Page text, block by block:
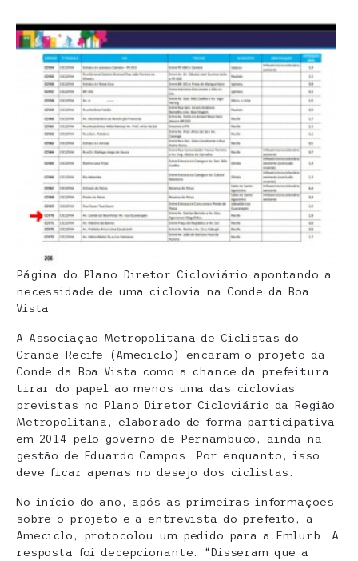
Página do Plano Diretor Cicloviário apontando a
necessidade de uma ciclovia na Conde da Boa
Vista
A Associação Metropolitana de Ciclistas do
Grande Recife (Ameciclo) encaram o projeto da
Conde da Boa Vista como a chance da prefeitura
tirar do papel ao menos uma das ciclovias
previstas no Plano Diretor Cicloviário da Região
Metropolitana, elaborado de forma participativa
em 2014 pelo governo de Pernambuco, ainda na
gestão de Eduardo Campos. Por enquanto, isso
deve ficar apenas no desejo dos ciclistas.
No início do ano, após as primeiras informações
sobre o projeto e a entrevista do prefeito, a
Ameciclo, protocolou um pedido para a Emlurb. A
resposta foi decepcionante: “Disseram que a